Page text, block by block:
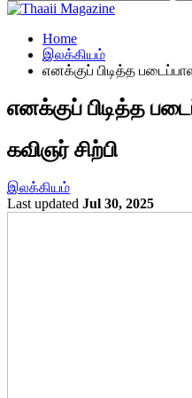
Home
இலக்கியம்
எனக்குப் பிடித்த
எனக்குப் பிடித்த
கவிஞர் சிற்பி
இலக்கியம்
Last updated Jul 30, 2025